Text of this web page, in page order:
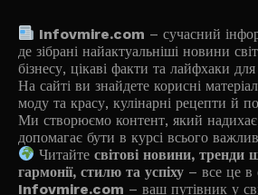
Infovmire.com – сучасний
де зібрані найактуальніші новини
бізнесу, цікаві факти та лайфхаки
На сайті ви знайдете корисні
моду та красу, кулінарні рецепти й
Ми створюємо контент, який
допомагає бути в курсі всього
Читайтесвітові новини, тренди
гармонії, стилю та успіху – все це в
Infovmire.com – ваш путівник у